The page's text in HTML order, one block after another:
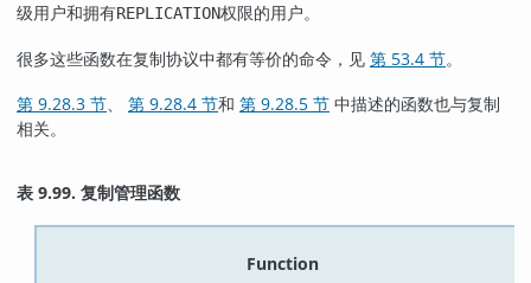
级用户和拥有REPLICATION权限的用户。
很多这些函数在复制协议中都有等价的命令，见 第 53.4 节。
第 9.28.3 节、 第 9.28.4 节和 第 9.28.5 节 中描述的函数也与复制
相关。
表 9.99. 复制管理函数
Function